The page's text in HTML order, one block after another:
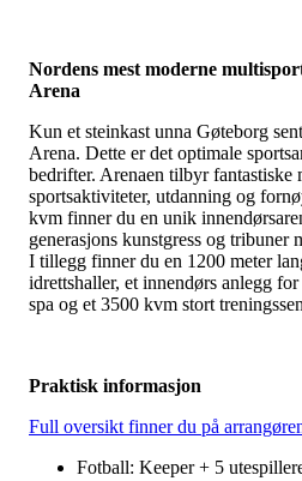
Nordens mest moderne
Arena
Kun et steinkast unna Gøteborg
Arena. Dette er det optimale
bedrifter. Arenaen tilbyr fantastiske
sportsaktiviteter, utdanning og
kvm finner du en unik
generasjons kunstgress og
I tillegg finner du en 1200 meter
idrettshaller, et innendørs anlegg
spa og et 3500 kvm stort
Praktisk informasjon
Full oversikt finner du på
Fotball: Keeper + 5